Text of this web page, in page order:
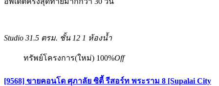
Studio 31.5 ตรม. ชั้น 12 1 ห้องน้ำ
ทรัพย์โครงการ(ใหม่) 100%Off
[9568] ขายคอนโด ศุภาลัย ซิตี้ รีสอร์ท พระราม 8 [Supalai City